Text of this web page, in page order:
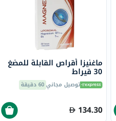
ماغنيزا أقراص القابلة للمضغ
30 قيراط
توصيل مجاني60 دقيقة
134.30